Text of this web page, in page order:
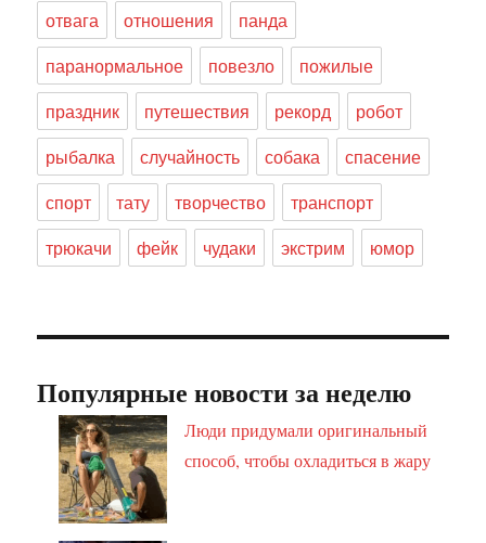
отвага
отношения
панда
паранормальное
повезло
пожилые
праздник
путешествия рекорд
робот
рыбалка
случайность собака
спасение
спорт
тату творчество
транспорт
трюкачи
фейк чудаки экстрим юмор
Популярные новости за неделю
Люди придумали оригинальный
способ, чтобы охладиться в жару